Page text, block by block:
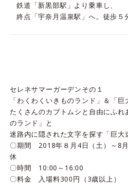
鉄道「新黒部駅」より乗車し、
終点「宇奈月温泉駅」へ。徒歩５
セレネサマーガーデンその１
「わくわくいきものランド」＆「巨
たくさんのカブトムシと自由にふれ
のランド」と
迷路内に隠された文字を探す「巨大
〇期間 2018年８月4日（土）～8
休
〇時間 10:00～16:00
〇料金 入場料300円（3歳以上）